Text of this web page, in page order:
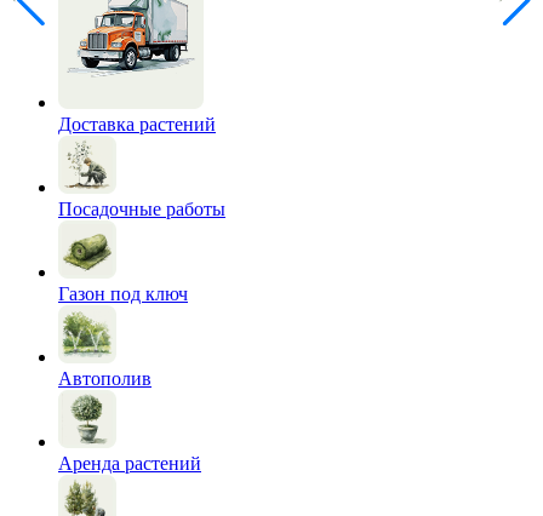
Доставка растений
Посадочные работы
Газон под ключ
Автополив
Аренда растений